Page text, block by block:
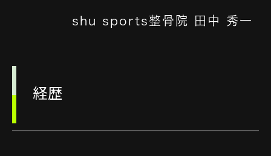
shu sports整骨院 田中 秀一
経歴